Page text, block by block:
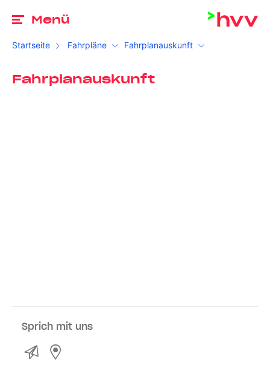
Menü
Startseite Fahrpläne Fahrplanauskunft
Fahrplanauskunft
Sprich mit uns
Kontakt